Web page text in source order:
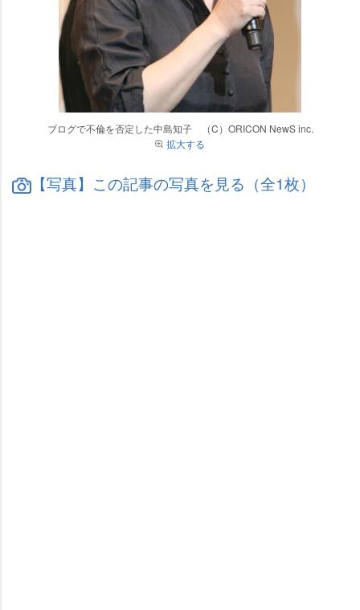
ブログで不倫を否定した中島知子 （C）ORICON NewS inc.
拡大する
【写真】この記事の写真を見る（全1枚）